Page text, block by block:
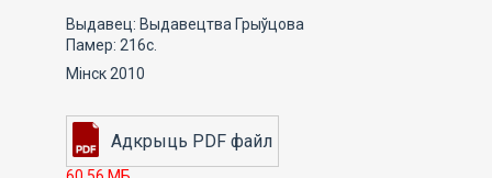
Выдавец: Выдавецтва Грыўцова
Памер: 216с.
Мінск 2010